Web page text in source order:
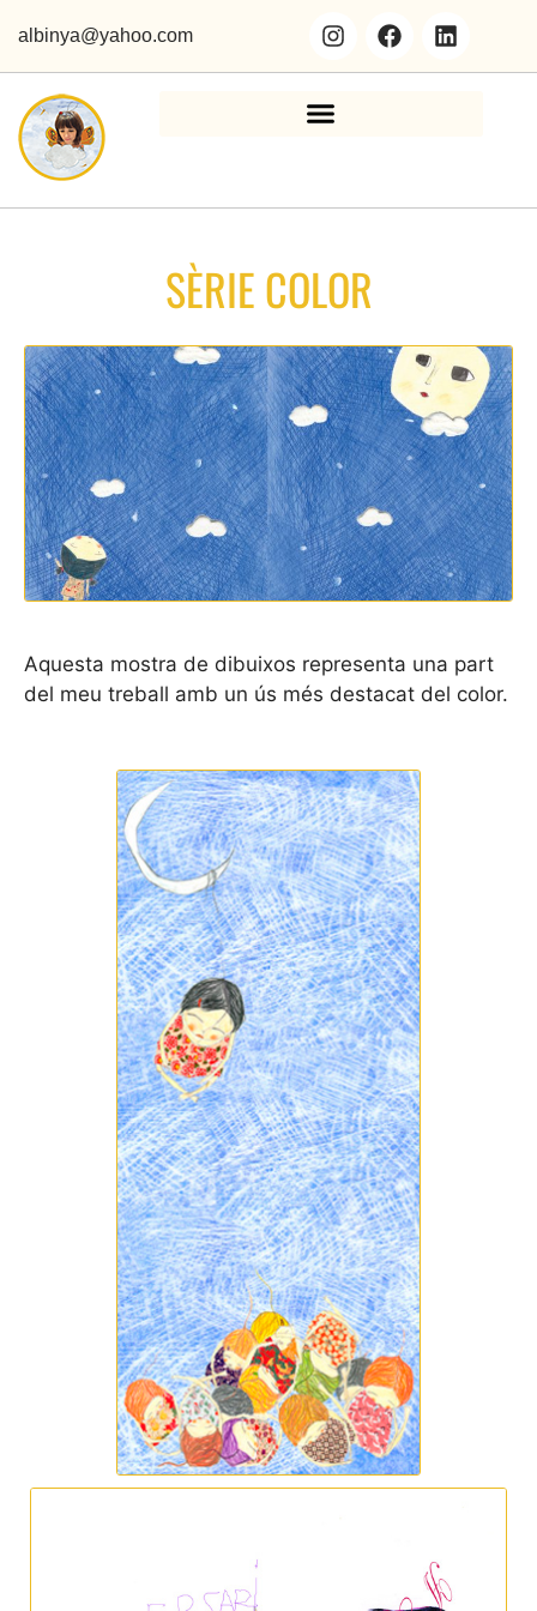
albinya@yahoo.com
SÈRIE COLOR
Aquesta mostra de dibuixos representa una part
del meu treball amb un ús més destacat del color.